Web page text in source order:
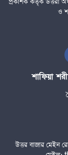
প্রকাশক কর্তৃক উত্তরা
ও
শাফিয়া
উত্তর বাজার মেইন